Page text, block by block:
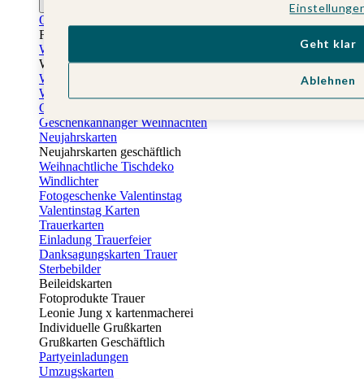
Osterkarten
Fotogeschenke zu Ostern
Weihnachtskarten
Weihnachtskarten selbst gestalten
Weihnachtskarten geschäftlich
Weihnachtsfeier Einladungen
Geschenkaufkleber Weihnachten
Geschenkanhänger Weihnachten
Neujahrskarten
Neujahrskarten geschäftlich
Weihnachtliche Tischdeko
Windlichter
Fotogeschenke Valentinstag
Valentinstag Karten
Trauerkarten
Einladung Trauerfeier
Danksagungskarten Trauer
Sterbebilder
Beileidskarten
Fotoprodukte Trauer
Leonie Jung x kartenmacherei
Individuelle Grußkarten
Grußkarten Geschäftlich
Partyeinladungen
Umzugskarten
Ablehnen
Geht klar